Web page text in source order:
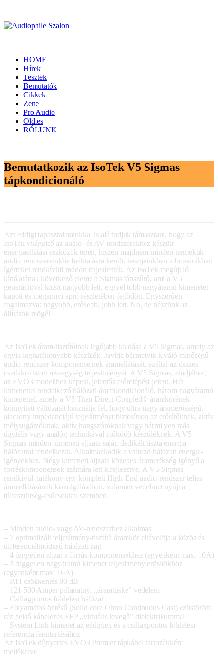
HOME
Hírek
Tesztek
Bemutatók
Cikkek
Zene
Pro Audio
Oldies
RÓLUNK
Bemutatkozik az IsoTek V5 Sigmas
tápkondicionáló
Azt eddigi tapasztalatainkkal is alá tudjuk támasztani, hogy az
IsoTek világelső az audio- és AV-rendszerekhez készült
energiaellátási eszközök terén, hiszen majdnem minden termékük
audio-rendszereinkbe beiktatásra került, tesztjeinkben a brosúrákban
ígérteket rendkívüli módon teljesítették. Az IsoTek megújuló
kínálatának következő eleme a Sigmas tápszűrő, ami a V5
generációval kicsit nagyobb lett, eggyel több nagyáramú kimenetet
kapott és megannyi apró részletében fejlődött. Egyszerűen
fogalmazva: nagyobb, erősebb, jobb lett. No, de nézzünk az
állítások mögé!
Az IsoTek áram-tisztítóinak legújabb kiadása a V5 Sigmas, amely az
egyik leghatékonyabb készülék. Javítja bármelyik kiváló minőségű
audio-rendszer komponenseinek áramellátását, ezáltal az összes
csatlakoztatott részegység teljesítményét. A V5 Sigmas, elődjéhez,
az EVO3 modellhez képest, jelentős előrelépést jelent. Hét
kimenettel rendelkező hálózati áramkondicionáló, három nagyáramú
kimenettel, amely a V5 Titan Direct-Coupled© áramkörének
könnyített változatát használja fel, hogy ultra nagy áramerősségű,
alacsony impedanciájú teljesítményt biztosítson az erősítőknek, aktív
mélysugárzóknak, aktív hangszóróknak vagy bármilyen más
digitális vagy analóg technikával működő készüléknek. A V5
Sigmas minden kimeneti aljzata saját, dedikált tiszta energia
hálózattal rendelkezik. Alkalmazkodik a változó hálózati energia-
igényekhez. Négy kimeneti aljzata közepes áramerősség igényű a
forráskomponensek számára lett kifejlesztve. A V5 Sigmas
rendkívül hatékony egy komplett High-End audio-rendszer teljes
áramellátásának kiszolgálásában, valamint védelmet nyújt a
túlfeszültség-csúcsokkal szemben.
– Minden audio- vagy AV-rendszerhez alkalmas
– 7 optimalizált teljesítmény-tisztító áramkör eltávolítja a közös és
differenciálmódusú hálózati zajt
– 4 független aljzat a forrás-komponensekhez (egyenként max. 10A)
– 3 független nagyáramú kimenet teljesítmény erősítőkhöz
(egyenként max. 16A)
– RFI csökkentés 80 dB
– 121 500 Amper pillanatnyi „áramtüske” védelem
– Csillagpontos földelési hálózat
– Folyamatos öntésű (Solid core Ohno Continuous Cast) ezüstözött
réz belső kábelezés FEP „virtuális levegő” dielektrikummal
– System Link kimenet az eddigiek és a csillagpontos földelési
referencia fenntartásához
Az IsoTek díjnyertes EVO3 Premier tápkábel tartozékként
mellékelve